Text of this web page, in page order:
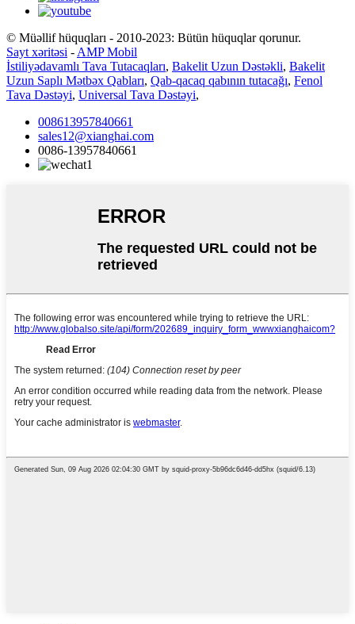
© Müəllif hüquqları - 2010-2023: Bütün hüquqlar qorunur.
Sayt xəritəsi - AMP Mobil
İstiliyədavamlı Tava Tutacaqları, Bakelit Uzun Dəstəkli, Bakelit
Uzun Saplı Mətbəx Qabları, Qab-qacaq qabının tutacağı, Fenol
Tava Dəstəyi, Universal Tava Dəstəyi,
008613957840661
sales12@xianghai.com
0086-13957840661